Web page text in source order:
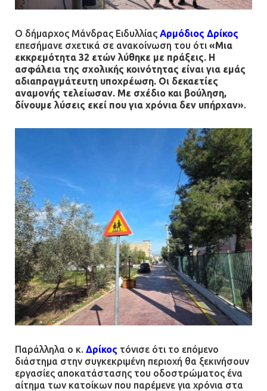
Ο δήμαρχος Μάνδρας Ειδυλλίας Αρμόδιος Δρίκος
επεσήμανε σχετικά σε ανακοίνωση του ότι «Μια
εκκρεμότητα 32 ετών λύθηκε με πράξεις. Η
ασφάλεια της σχολικής κοινότητας είναι για εμάς
αδιαπραγμάτευτη υποχρέωση. Οι δεκαετίες
αναμονής τελείωσαν. Με σχέδιο και βούληση,
δίνουμε λύσεις εκεί που για χρόνια δεν υπήρχαν».
Παράλληλα ο κ. Δρίκος τόνισε ότι το επόμενο
διάστημα στην συγκεκριμένη περιοχή θα ξεκινήσουν
εργασίες αποκατάστασης του οδοστρώματος ένα
αίτημα των κατοίκων που παρέμενε για χρόνια στα